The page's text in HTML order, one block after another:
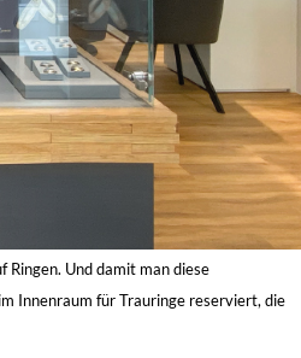
Ringen. Und damit man diese
Innenraum für Trauringe reserviert, die